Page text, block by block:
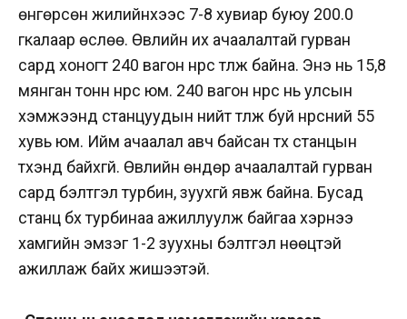
өнгөрсөн жилийнхээс 7-8 хувиар буюу 200.0
гкалаар өслөө. Өвлийн их ачаалалтай гурван
сард хоногт 240 вагон нүүрс түлж байна. Энэ нь 15,8
мянган тонн нүүрс юм. 240 вагон нүүрс нь улсын
хэмжээнд станцуудын нийт түлж буй нүүрсний 55
хувь юм. Ийм ачаалал авч байсан түүх станцын
түүхэнд байхгүй. Өвлийн өндөр ачаалалтай гурван
сард бэлтгэл турбин, зуухгүй явж байна. Бусад
станц бүх турбинаа ажиллуулж байгаа хэрнээ
хамгийн эмзэг 1-2 зуухны бэлтгэл нөөцтэй
ажиллаж байх жишээтэй.